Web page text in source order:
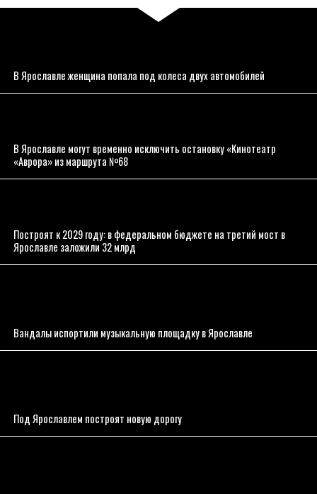
В Ярославле женщина попала под колеса двух автомобилей
В Ярославле могут временно исключить остановку «Кинотеатр
«Аврора» из маршрута №68
Построят к 2029 году: в федеральном бюджете на третий мост в
Ярославле заложили 32 млрд
Вандалы испортили музыкальную площадку в Ярославле
Под Ярославлем построят новую дорогу